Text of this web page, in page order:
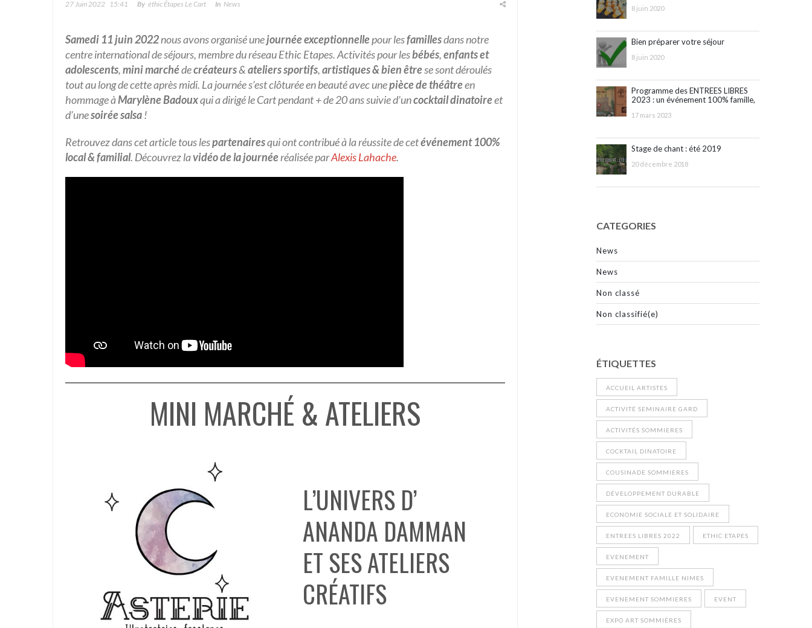
27 Juin 2022 15:41 By Éthic Étapes Le Cart In News
Samedi 11 juin 2022nous avons organisé unejournée exceptionnellepour lesfamillesdans notre
centre international de séjours, membre du réseau Ethic Etapes. Activités pour lesbébés,enfants et
adolescents,mini marchédecréateurs&ateliers sportifs,artistiques& bien êtrese sont déroulés
tout au long de cette après midi. La journée s’est clôturée en beauté avec unepièce de théâtreen
hommage àMarylène Badouxqui a dirigé le Cart pendant + de 20 ans suivie d’uncocktail dinatoireet
d’unesoirée salsa!
Retrouvez dans cet article tous lespartenairesqui ont contribué à la réussite de cetévénement 100%
local & familial. Découvrez lavidéo de la journéeréalisée parAlexis Lahache.
MINI MARCHÉ & ATELIERS
L’UNIVERS D’
ANANDA DAMMAN
ET SES ATELIERS
CRÉATIFS
8 juin 2020
Bien préparer votre séjour
8 juin 2020
Programme des ENTREES LIBRES
2023 : un événement 100% famille,
17 mars 2023
Stage de chant : été 2019
20 décembre 2018
CATEGORIES
News
News
Non classé
Non classifié(e)
ÉTIQUETTES
ACCUEIL ARTISTES
ACTIVITÉ SEMINAIRE GARD
ACTIVITÉS SOMMIERES
COCKTAIL DINATOIRE
COUSINADE SOMMIERES
DÉVELOPPEMENT DURABLE
ECONOMIE SOCIALE ET SOLIDAIRE
ENTREES LIBRES 2022 ETHIC ETAPES
EVENEMENT
EVENEMENT FAMILLE NIMES
EVENEMENT SOMMIERES EVENT
EXPO ART SOMMIÈRES